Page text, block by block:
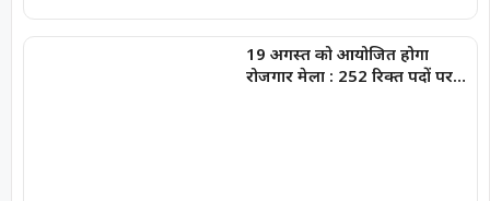
19 अगस्त को आयोजित होगा
रोजगार मेला : 252 रिक्त पदों पर